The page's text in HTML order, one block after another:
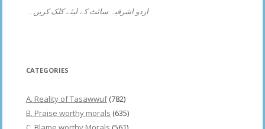
اردو اشرفیہ سائٹ کے لیئے کلک کریں۔
CATEGORIES
A. Reality of Tasawwuf(782)
B. Praise worthy morals (635)